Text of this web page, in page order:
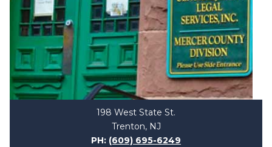
198 West State St.
Trenton, NJ
PH: (609) 695-6249